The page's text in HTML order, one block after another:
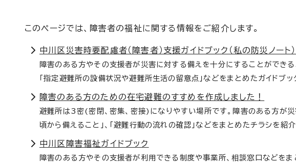
このページでは、障害者の福祉に関する情報をご紹介します。
中川区災害時要配慮者（障害者）支援ガイドブック（私の防災ノート
障害のある方やその支援者が災害に対する備えを十分にすることができる
「指定避難所の設備状況や避難所生活の留意点」などをまとめたガイドブッ
障害のある方のための在宅避難のすすめを作成しました！
避難所は3密(密閉、密集、密接)になりやすい場所です。障害のある方が災
頃から備えること」、「避難行動の流れの確認」などをまとめたチラシを紹介
中川区障害福祉ガイドブック
障害のある方やその支援者が利用できる制度や事業所、相談窓口などをま